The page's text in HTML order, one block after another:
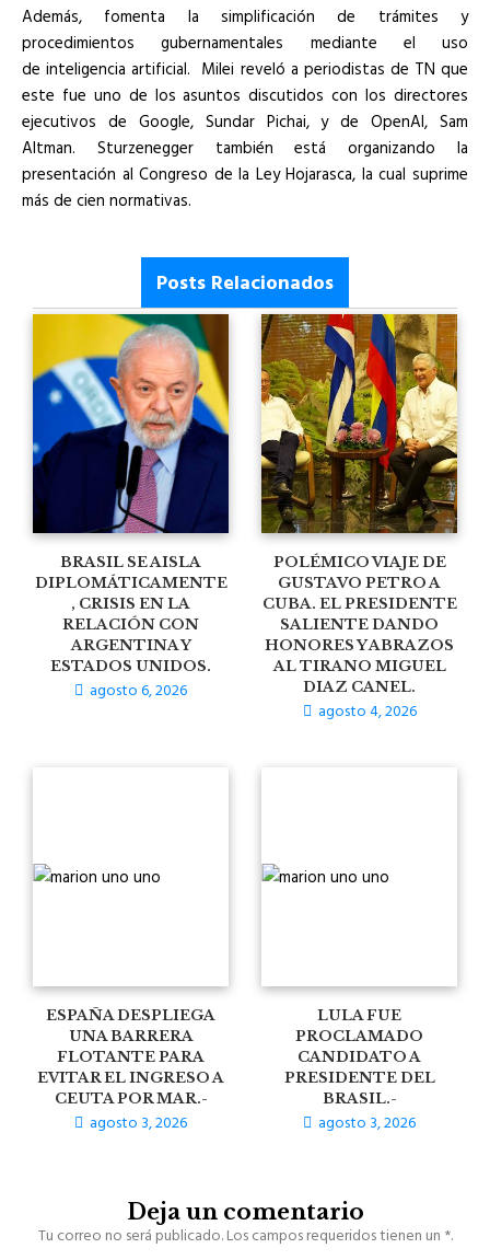
Además, fomenta la simplificación de trámites y
procedimientos gubernamentales mediante el uso
de inteligencia artificial. Milei reveló a periodistas de TN que
este fue uno de los asuntos discutidos con los directores
ejecutivos de Google, Sundar Pichai, y de OpenAI, Sam
Altman. Sturzenegger también está organizando la
presentación al Congreso de la Ley Hojarasca, la cual suprime
más de cien normativas.
Posts Relacionados
BRASIL SE AISLA
DIPLOMÁTICAMENTE
, CRISIS EN LA
RELACIÓN CON
ARGENTINA Y
ESTADOS UNIDOS.
agosto 6, 2026
POLÉMICO VIAJE DE
GUSTAVO PETRO A
CUBA. EL PRESIDENTE
SALIENTE DANDO
HONORES Y ABRAZOS
AL TIRANO MIGUEL
DIAZ CANEL.
agosto 4, 2026
ESPAÑA DESPLIEGA
UNA BARRERA
FLOTANTE PARA
EVITAR EL INGRESO A
CEUTA POR MAR.-
agosto 3, 2026
LULA FUE
PROCLAMADO
CANDIDATO A
PRESIDENTE DEL
BRASIL.-
agosto 3, 2026
Deja un comentario
Tu correo no será publicado. Los campos requeridos tienen un *.